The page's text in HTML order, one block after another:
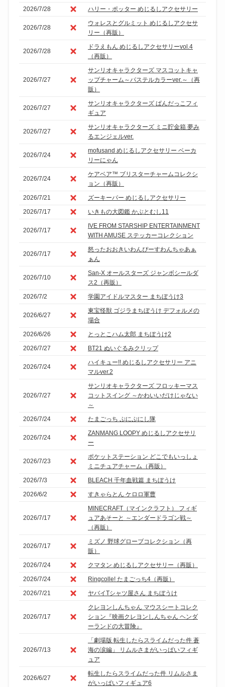
2026/7/28
ハリー・ポッター めじるしアクセサリー
2026/7/28
ウォレスとグルミット めじるしアクセサ
リー（再販）
2026/7/28
ドラえもん めじるしアクセサリーvol.4
（再販）
2026/7/27
サンリオキャラクターズ マスコットキャ
ップチャーム～パステルカラーver.～（再
販）
2026/7/27
サンリオキャラクターズ ぱんだっこフィ
ギュア
2026/7/27
サンリオキャラクターズ ミニ貯金箱 夢み
るエンジェルver.
2026/7/24
mofusand めじるしアクセサリー ベーカ
リーにゃん
2026/7/24
ケアベア™ ブリスターチャームコレクシ
ョン（再販）
2026/7/21
ズーキーパー めじるしアクセサリー
2026/7/17
いきもの大図鑑 かぶとむし11
2026/7/17
IVE FROM STARSHIP ENTERTAINMENT
WITH AMUSE ステッカーコレクション
2026/7/17
怒ったおおきいわんぴーすわんちゃあぁ
ぁん
2026/7/10
San-X オールスターズ ジャンボシールダ
ス2（再販）
2026/7/2
学園アイドルマスター まちぼうけ3
2026/6/27
東宝怪獣 ゴジラまちぼうけ デフォルメの
場合
2026/6/26
とっとこハム太郎 まちぼうけ2
2026/7/27
BT21 ぬいぐるみクリップ
2026/7/24
ハイキュー!! めじるしアクセサリー アニ
マルver.2
2026/7/27
サンリオキャラクターズ フロッキーマス
コットスイング ～かわいいだけじゃない
～
2026/7/24
たまごっち ぷにぷにし隊
2026/7/24
ZANMANG LOOPY めじるしアクセサリ
ー
2026/7/23
ポケットステーション どこでもいっしょ
ミニチュアチャーム（再販）
2026/7/3
BLEACH 千年血戦篇 まちぼうけ
2026/6/2
すきゃらとん ケロロ軍曹
2026/7/17
MINECRAFT（マインクラフト） フィギ
ュアあそーと ～エンダードラゴン戦～
（再販）
2026/7/17
ミズノ 野球グローブコレクション（再
販）
2026/7/24
クマタン めじるしアクセサリー（再販）
2026/7/24
Ringcolle! たまごっち4（再販）
2026/7/21
ヤバイTシャツ屋さん まちぼうけ
2026/7/17
クレヨンしんちゃん マウスシートコレク
ション『映画クレヨンしんちゃん ヘンダ
ーランドの大冒険』
2026/7/13
「劇場版 転生したらスライムだった件 蒼
海の涙編」 リムルさまがいっぱいフィギ
ュア
2026/6/27
転生したらスライムだった件 リムルさま
がいっぱいフィギュア6